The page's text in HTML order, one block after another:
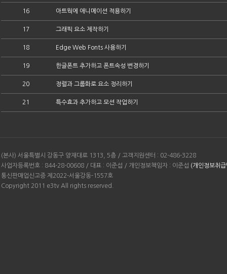
16 아트웍에 애니메이션 적용하기
17 그래픽 요소 제작하기
18 Edge Web Fonts 사용하기
19 한글폰트 추가하고 폰트속성 변경하기
20 정렬과 그룹화로 요소 정리하기
21 특수효과 추가하고 모션 작업하기
(본사) 서울특별시 강동구 양재대로 1313, 5층 / 고객지원센터 : 02-486-3228
사업자등록번호 : 844-28-00608 / 대표 : 이준섭 / 개인정보책임자 : 이준섭 (개인정보취
통신판매업신고증 제2022-서울강동-1557호
Copyright 2011 e3tv All rights reserved.